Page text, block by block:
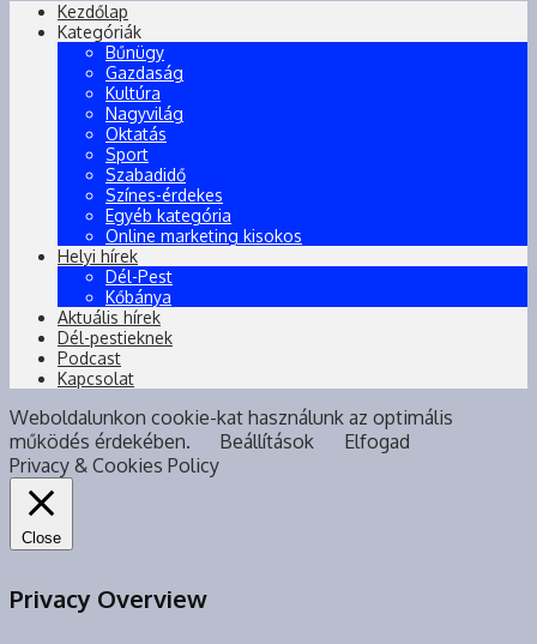
Kezdőlap
Kategóriák
Bűnügy
Gazdaság
Kultúra
Nagyvilág
Oktatás
Sport
Szabadidő
Színes-érdekes
Egyéb kategória
Online marketing kisokos
Helyi hírek
Dél-Pest
Kőbánya
Aktuális hírek
Dél-pestieknek
Podcast
Kapcsolat
Weboldalunkon cookie-kat használunk az optimális
működés érdekében.
Beállítások
Elfogad
Privacy & Cookies Policy
Close
Privacy Overview